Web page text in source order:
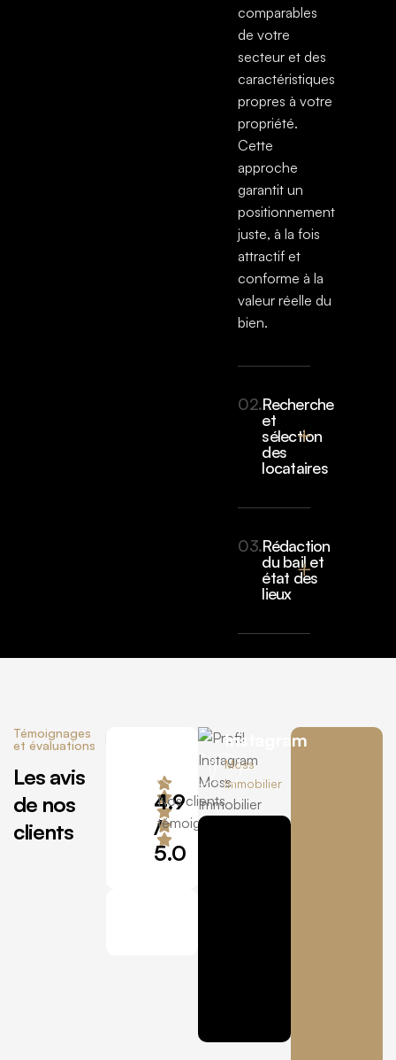
comparables
de votre
secteur et des
caractéristiques
propres à votre
propriété.
Cette
approche
garantit un
positionnement
juste, à la fois
attractif et
conforme à la
valeur réelle du
bien.
02.Recherche
et
sélection
des
locataires
03.Rédaction
du bail et
état des
lieux
Témoignages
et évaluations
Les avis
de nos
clients
4.9
/
5.0
Nos clients
témoignent
Instagram
Moss
Immobilier